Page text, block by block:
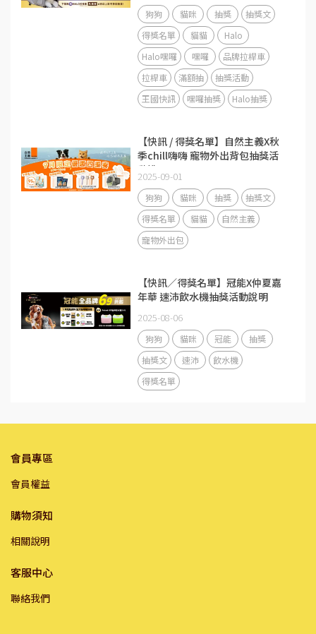
狗狗 貓咪 抽獎
抽獎文
得獎名單
貓貓
Halo
Halo嘿囉
嘿囉
品牌拉桿車
拉桿車
滿額抽
抽獎活動
王國快訊
嘿囉抽獎 Halo抽獎
【快訊 / 得獎名單】自然主義X秋
季chill嗨嗨 寵物外出背包抽獎活
動說明
2025-09-01
狗狗 貓咪 抽獎
抽獎文
得獎名單
貓貓
自然主義
寵物外出包
【快訊／得獎名單】冠能X仲夏嘉
年華 速沛飲水機抽獎活動說明
2025-08-06
狗狗 貓咪 冠能
抽獎
抽獎文
速沛
飲水機
得獎名單
會員專區
會員權益
購物須知
相關說明
客服中心
聯絡我們